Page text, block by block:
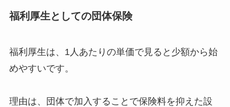
福利厚生としての団体保険
福利厚生は、1人あたりの単価で見ると少額から始
めやすいです。
理由は、団体で加入することで保険料を抑えた設